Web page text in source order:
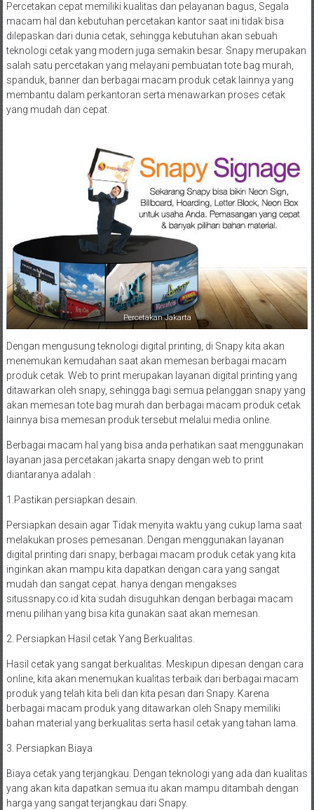
Percetakan cepat memiliki kualitas dan pelayanan bagus, Segala
macam hal dan kebutuhan percetakan kantor saat ini tidak bisa
dilepaskan dari dunia cetak, sehingga kebutuhan akan sebuah
teknologi cetak yang modern juga semakin besar. Snapy merupakan
salah satu percetakan yang melayani pembuatan tote bag murah,
spanduk, banner dan berbagai macam produk cetak lainnya yang
membantu dalam perkantoran serta menawarkan proses cetak
yang mudah dan cepat.
Percetakan Jakarta
Dengan mengusung teknologi digital printing, di Snapy kita akan
menemukan kemudahan saat akan memesan berbagai macam
produk cetak. Web to print merupakan layanan digital printing yang
ditawarkan oleh snapy, sehingga bagi semua pelanggan snapy yang
akan memesan tote bag murah dan berbagai macam produk cetak
lainnya bisa memesan produk tersebut melalui media online.
Berbagai macam hal yang bisa anda perhatikan saat menggunakan
layanan jasa percetakan jakarta snapy dengan web to print
diantaranya adalah :
1.Pastikan persiapkan desain.
Persiapkan desain agar Tidak menyita waktu yang cukup lama saat
melakukan proses pemesanan. Dengan menggunakan layanan
digital printing dari snapy, berbagai macam produk cetak yang kita
inginkan akan mampu kita dapatkan dengan cara yang sangat
mudah dan sangat cepat. hanya dengan mengakses
situssnapy.co.id kita sudah disuguhkan dengan berbagai macam
menu pilihan yang bisa kita gunakan saat akan memesan.
2. Persiapkan Hasil cetak Yang Berkualitas.
Hasil cetak yang sangat berkualitas. Meskipun dipesan dengan cara
online, kita akan menemukan kualitas terbaik dari berbagai macam
produk yang telah kita beli dan kita pesan dari Snapy. Karena
berbagai macam produk yang ditawarkan oleh Snapy memiliki
bahan material yang berkualitas serta hasil cetak yang tahan lama.
3. Persiapkan Biaya
Biaya cetak yang terjangkau. Dengan teknologi yang ada dan kualitas
yang akan kita dapatkan semua itu akan mampu ditambah dengan
harga yang sangat terjangkau dari Snapy.